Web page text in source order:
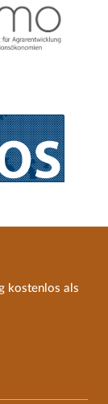
kostenlos als